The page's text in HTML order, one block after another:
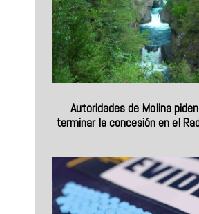
Autoridades de Molina
terminar la concesión en el